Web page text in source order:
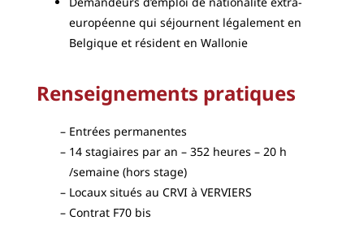
européenne qui séjournent légalement en
Belgique et résident en Wallonie
Renseignements pratiques
Entrées permanentes
14 stagiaires par an – 352 heures – 20 h
/semaine (hors stage)
Locaux situés au CRVI à VERVIERS
Contrat F70 bis